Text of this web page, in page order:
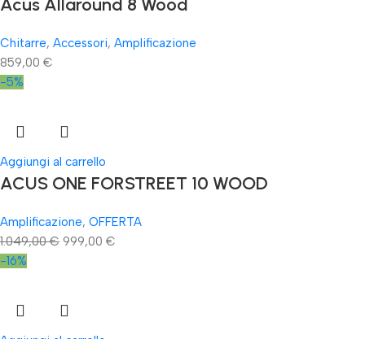
Acus Allaround 8 Wood
Chitarre, Accessori, Amplificazione
859,00 €
-5%
Aggiungi al carrello
ACUS ONE FORSTREET 10 WOOD
Amplificazione, OFFERTA
1.049,00€ 999,00 €
-16%